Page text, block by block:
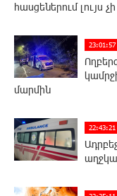
հասցեներում լույս չի
23:01:57
մարմին
22:43:21
աղջկա